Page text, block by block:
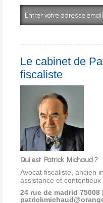
Le cabinet de
fiscaliste
Qui est Patrick Michaud ?
Avocat fiscaliste, ancien
assistance et contentieux
24 rue de madrid 75008